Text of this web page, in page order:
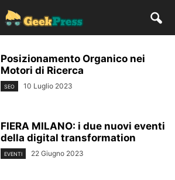
Posizionamento Organico nei
Motori di Ricerca
SEO 10 Luglio 2023
FIERA MILANO: i due nuovi eventi
della digital transformation
EVENTI 22 Giugno 2023